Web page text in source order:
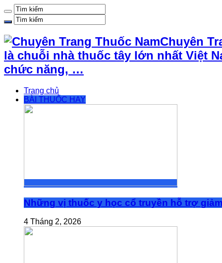
Chuyên
là chuỗi nhà thuốc tây lớn nhất Việt
chức năng, …
Trang chủ
BÀI THUỐC HAY
Những vị thuốc y học cổ truyền hỗ trợ
4 Tháng 2, 2026